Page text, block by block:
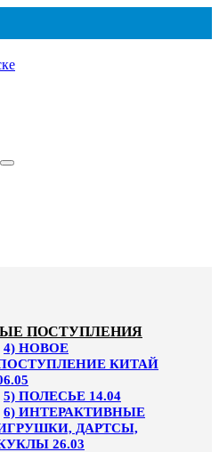
ПОСТУПЛЕНИЯ
4) НОВОЕ
КИТАЙ
5) ПОЛЕСЬЕ 14.04
6) ИНТЕРАКТИВНЫЕ
ДАРТСЫ,
26.03